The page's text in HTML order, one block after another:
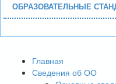
ОБРАЗОВАТЕЛЬНЫЕ
Главная
Сведения об ОО